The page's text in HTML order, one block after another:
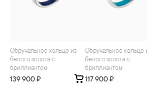
Обручальное кольцо из
белого золота с
бриллиантом
139 900 ₽
Обручальное кольцо из
белого золота с
бриллиантом
117 900 ₽